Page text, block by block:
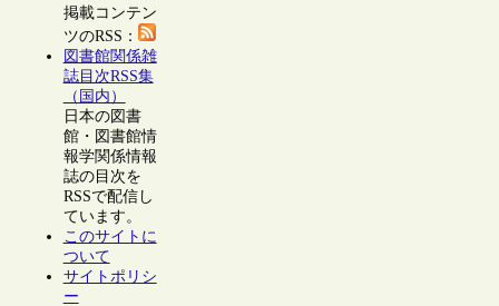
掲載コンテン
ツのRSS：
図書館関係雑
誌目次RSS集
（国内）
日本の図書
館・図書館情
報学関係情報
誌の目次を
RSSで配信し
ています。
このサイトに
ついて
サイトポリシ
ー